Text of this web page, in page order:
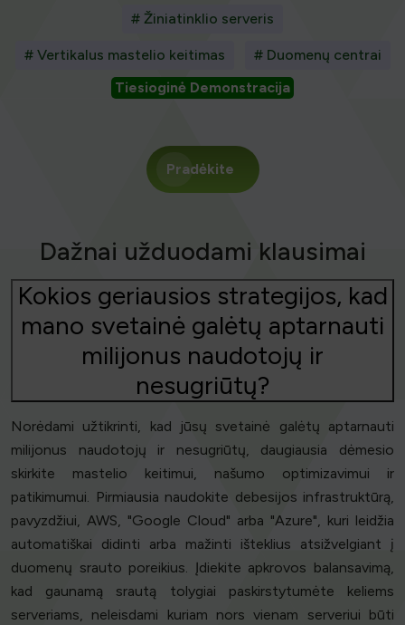
# Žiniatinklio serveris
# Vertikalus mastelio keitimas
# Duomenų centrai
Tiesioginė Demonstracija
Pradėkite
Dažnai užduodami klausimai
Kokios geriausios strategijos, kad
mano svetainė galėtų aptarnauti
milijonus naudotojų ir
nesugriūtų?
Norėdami užtikrinti, kad jūsų svetainė galėtų aptarnauti
milijonus naudotojų ir nesugriūtų, daugiausia dėmesio
skirkite mastelio keitimui, našumo optimizavimui ir
patikimumui. Pirmiausia naudokite debesijos infrastruktūrą,
pavyzdžiui, AWS, "Google Cloud" arba "Azure", kuri leidžia
automatiškai didinti arba mažinti išteklius atsižvelgiant į
duomenų srauto poreikius. Įdiekite apkrovos balansavimą,
kad gaunamą srautą tolygiai paskirstytumėte keliems
serveriams, neleisdami kuriam nors vienam serveriui būti